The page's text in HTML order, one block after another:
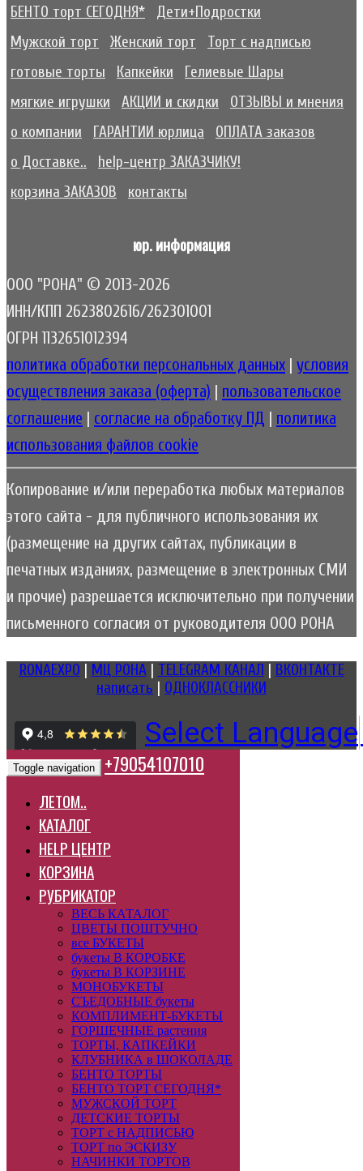
БЕНТО торт СЕГОДНЯ*
Дети+Подростки
Мужской торт
Женский торт
Торт с надписью
готовые торты
Капкейки
Гелиевые Шары
мягкие игрушки
АКЦИИ и скидки
ОТЗЫВЫ и мнения
о компании
ГАРАНТИИ юрлица
ОПЛАТА заказов
о Доставке..
help-центр ЗАКАЗЧИКУ!
корзина ЗАКАЗОВ
контакты
юр. информация
ООО "РОНА" © 2013-2026
ИНН/КПП 2623802616/262301001
ОГРН 1132651012394
политика обработки персональных данных | условия
осуществления заказа (оферта) | пользовательское
соглашение | согласие на обработку ПД | политика
использования файлов cookie
Копирование и/или переработка любых материалов
этого сайта - для публичного использования их
(размещение на других сайтах, публикации в
печатных изданиях, размещение в электронных СМИ
и прочие) разрешается исключительно при получении
письменного согласия от руководителя ООО РОНА
RONAEXPO МЦ РОНА| TELEGRAM КАНАЛ
ВКОНТАКТЕ
написать
ОДНОКЛАССНИКИ
Select Language
Toggle navigation +79054107010
ЛЕТОМ..
КАТАЛОГ
HELP ЦЕНТР
КОРЗИНА
РУБРИКАТОР
ВЕСЬ КАТАЛОГ
ЦВЕТЫ ПОШТУЧНО
все БУКЕТЫ
букеты В КОРОБКЕ
букеты В КОРЗИНЕ
МОНОБУКЕТЫ
СЪЕДОБНЫЕ букеты
КОМПЛИМЕНТ-БУКЕТЫ
ГОРШЕЧНЫЕ растения
ТОРТЫ, КАПКЕЙКИ
КЛУБНИКА в ШОКОЛАДЕ
БЕНТО ТОРТЫ
БЕНТО ТОРТ СЕГОДНЯ*
МУЖСКОЙ ТОРТ
ДЕТСКИЕ ТОРТЫ
ТОРТ с НАДПИСЬЮ
ТОРТ по ЭСКИЗУ
НАЧИНКИ ТОРТОВ